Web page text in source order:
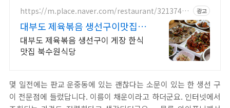
https://m.place.naver.com/restaurant/3213748
광고
대부도 제육볶음 생선구이맛집 대
부도맛집
대부도 제육볶음 생선구이 게장 한식
맛집 북수원식당
몇 일전에는 판교 운중동에 있는 괜찮다는 소문이 있는 한 생선 구
이 전문점에 들렀답니다. 이름이 채운이라고 하더군요. 인터넷에서